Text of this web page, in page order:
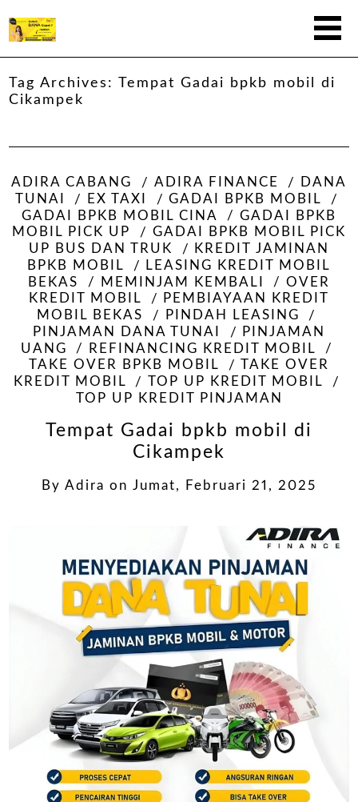
Tag Archives:Tempat Gadai bpkb mobil di
Cikampek
ADIRA CABANG ADIRA FINANCE
DANA
TUNAI
EX TAXI
GADAI BPKB MOBIL
GADAI BPKB MOBIL CINA
GADAI BPKB
MOBIL PICK UP
GADAI BPKB MOBIL PICK
UP BUS DAN TRUK
KREDIT JAMINAN
BPKB MOBIL
LEASING KREDIT MOBIL
BEKAS
MEMINJAM KEMBALI
OVER
KREDIT MOBIL
PEMBIAYAAN KREDIT
MOBIL BEKAS
PINDAH LEASING
PINJAMAN DANA TUNAI
PINJAMAN
UANG
REFINANCING KREDIT MOBIL
TAKE OVER BPKB MOBIL
TAKE OVER
KREDIT MOBIL
TOP UP KREDIT MOBIL
TOP UP KREDIT PINJAMAN
Tempat Gadai bpkb mobil di
Cikampek
By Adira on Jumat, Februari 21, 2025